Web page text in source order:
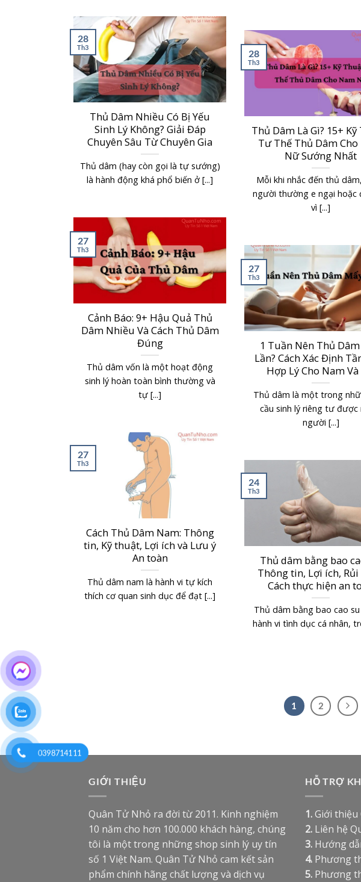
Thủ Dâm Nhiều Có Bị Yếu
Sinh Lý Không? Giải Đáp
Chuyên Sâu Từ Chuyên Gia
Thủ dâm (hay còn gọi là tự sướng)
là hành động khá phổ biến ở [...]
28
Th3
Thủ Dâm Là Gì? 15+
Tư Thế Thủ Dâm
Nữ Sướng Nhất
Mỗi khi nhắc đến thủ
người thường e ngại hoặc
vì [...]
28
Th3
Cảnh Báo: 9+ Hậu Quả Thủ
Dâm Nhiều Và Cách Thủ Dâm
Đúng
Thủ dâm vốn là một hoạt động
sinh lý hoàn toàn bình thường và
tự [...]
27
Th3
1 Tuần Nên Thủ
Lần? Cách Xác Định
Hợp Lý Cho Nam
Thủ dâm là một trong
cầu sinh lý riêng tư được
người [...]
27
Th3
Cách Thủ Dâm Nam: Thông
tin, Kỹ thuật, Lợi ích và Lưu ý
An toàn
Thủ dâm nam là hành vi tự kích
thích cơ quan sinh dục để đạt [...]
27
Th3
Thủ dâm bằng bao
Thông tin, Lợi ích, Rủi
Cách thực hiện an
Thủ dâm bằng bao cao
hành vi tình dục cá nhân,
24
Th3
1 2
GIỚI THIỆU
Quân Tử Nhỏ ra đời từ 2011. Kinh nghiệm
10 năm cho hơn 100.000 khách hàng, chúng
tôi là một trong những shop sinh lý uy tín
số 1 Việt Nam. Quân Tử Nhỏ cam kết sản
phẩm chính hãng chất lượng và dịch vụ
HỖ TRỢ
1.Giới
2. Liên hệ
3. Hướng
4. Phương
5. Phương
0398714111